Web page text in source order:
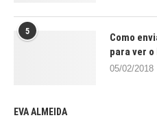
5
Como
para ver o
05/02/2018
EVA ALMEIDA